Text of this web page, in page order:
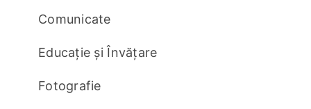
Comunicate
Educație și Învățare
Fotografie